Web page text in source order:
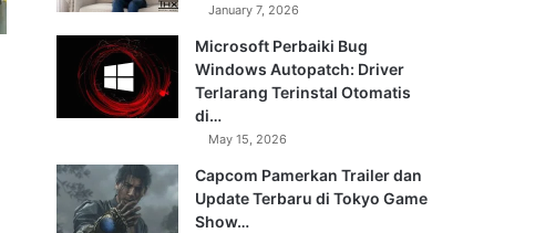
January 7, 2026
Microsoft Perbaiki Bug
Windows Autopatch: Driver
Terlarang Terinstal Otomatis
di…
May 15, 2026
Capcom Pamerkan Trailer dan
Update Terbaru di Tokyo Game
Show…